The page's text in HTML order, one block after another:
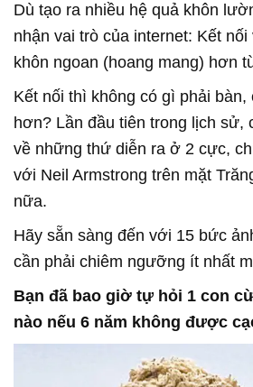
Dù tạo ra nhiều hệ quả khôn
nhận vai trò của internet: Kết
khôn ngoan (hoang mang) hơn
Kết nối thì không có gì phải bàn,
hơn? Lần đầu tiên trong lịch sử,
về những thứ diễn ra ở 2 cực,
với Neil Armstrong trên mặt
nữa.
Hãy sẵn sàng đến với 15 bức
cần phải chiêm ngưỡng ít nhất
Bạn đã bao giờ tự hỏi 1 con
nào nếu 6 năm không được